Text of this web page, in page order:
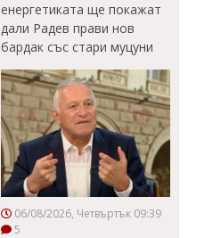
енергетиката ще покажат
дали Радев прави нов
бардак със стари муцуни
06/08/2026, Четвъртък 09:39
5